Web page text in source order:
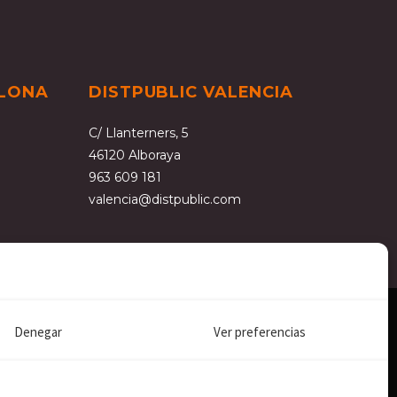
Denegar Ver preferencias
DISTPUBLIC VALENCIA
C/ Llanterners, 5
46120 Alboraya
963 609 181
valencia@distpublic.com